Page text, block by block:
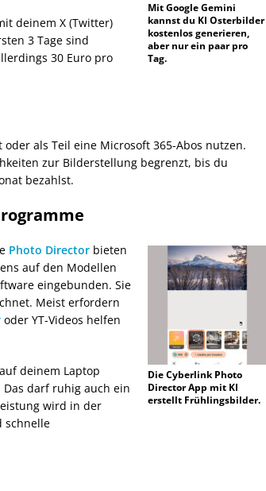
Mit Google Gemini
kannst du KI Osterbilder
kostenlos generieren,
aber nur ein paar pro
Tag.
deinem X (Twitter)
3 Tage sind
30 Euro pro
oder als Teil eine Microsoft 365-Abos nutzen.
zur Bilderstellung begrenzt, bis du
bezahlst.
Die Cyberlink Photo
Director App mit KI
erstellt Frühlingsbilder.
Photo Director bieten
auf den Modellen
eingebunden. Sie
Meist erfordern
oder YT-Videos helfen
deinem Laptop
Das darf ruhig auch ein
wird in der
schnelle